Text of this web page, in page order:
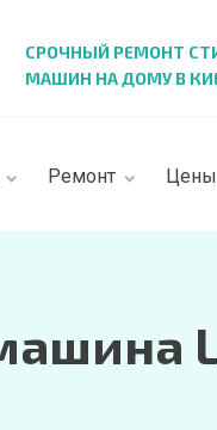
СРОЧНЫЙ РЕМОНТ
МАШИН НА ДОМУ В
Ремонт Цены